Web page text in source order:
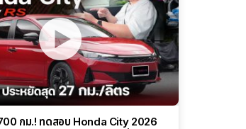
กม.! ทดสอบ Honda City 2026